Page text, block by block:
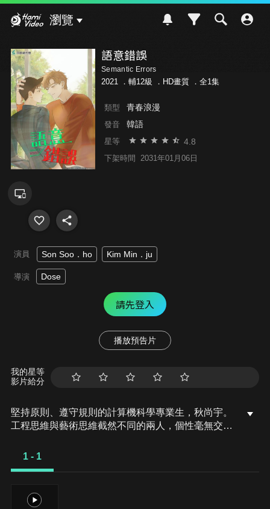
瀏覽
語意錯誤
Semantic Errors
2021 ． 輔12級 ．HD畫質 ．全1集
類型 青春浪漫
發音 韓語
星等 4.8
下架時間 2031年01月06日
演員 Son Soo．ho Kim Min．ju
導演 Dose
請先登入
播放預告片
我的星等
影片給分
堅持原則、遵守規則的計算機科學專業生，秋尚宇。
工程思維與藝術思維截然不同的兩人，個性毫無交
而不知什麼原因，儘管一切不同，他們竟然一起在製
1 - 1
1